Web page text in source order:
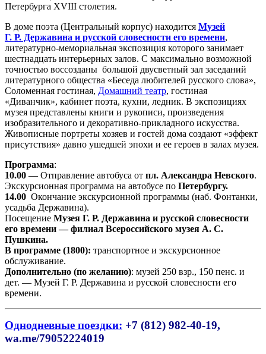
Петербурга XVIII столетия.
В доме поэта (Центральный корпус) находится Музей
Г. Р. Державина и русской словесности его времени,
литературно-мемориальная экспозиция которого занимает
шестнадцать интерьерных залов. С максимально возможной
точностью воссозданы большой двусветный зал заседаний
литературного общества «Беседа любителей русского слова»,
Соломенная гостиная, Домашний театр, гостиная
«Диванчик», кабинет поэта, кухни, ледник. В экспозициях
музея представлены книги и рукописи, произведения
изобразительного и декоративно-прикладного искусства.
Живописные портреты хозяев и гостей дома создают «эффект
присутствия» давно ушедшей эпохи и ее героев в залах музея.
Программа:
10.00 — Отправление автобуса от пл. Александра Невского.
Экскурсионная программа на автобусе по Петербургу.
14.00 Окончание экскурсионной программы (наб. Фонтанки,
усадьба Державина).
Посещение Музея Г. Р. Державина и русской словесности
его времени — филиал Всероссийского музея А. С.
Пушкина.
В программе (1800): транспортное и экскурсионное
обслуживание.
Дополнительно (по желанию): музей 250 взр., 150 пенс. и
дет. — Музей Г. Р. Державина и русской словесности его
времени.
Однодневные поездки: +7 (812) 982-40-19,
wa.me/79052224019